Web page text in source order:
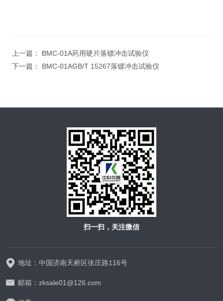
上一篇： BMC-01A药用硬片落镖冲击试验仪
下一篇： BMC-01AGB/T 15267落镖冲击试验仪
扫一扫，关注微信
地址：中国济南天桥区张庄路116号
邮箱：zksale01@126.com